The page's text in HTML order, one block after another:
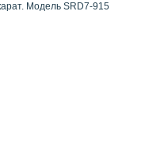
Модель SRD7-915